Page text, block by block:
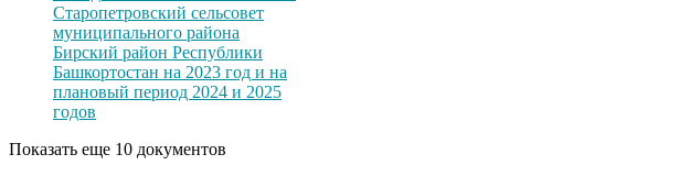
Старопетровский сельсовет
муниципального района
Бирский район Республики
Башкортостан на 2023 год и на
плановый период 2024 и 2025
годов
Показать еще 10 документов